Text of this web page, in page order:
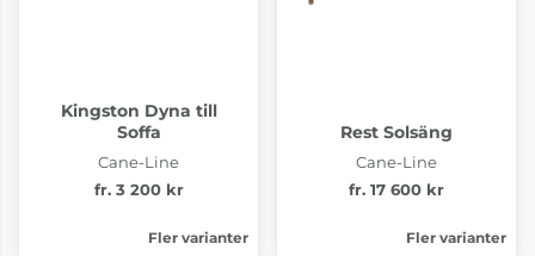
Kingston Dyna till
Soffa
Cane-Line
fr. 3 200 kr
Fler varianter
Rest Solsäng
Cane-Line
fr. 17 600 kr
Fler varianter